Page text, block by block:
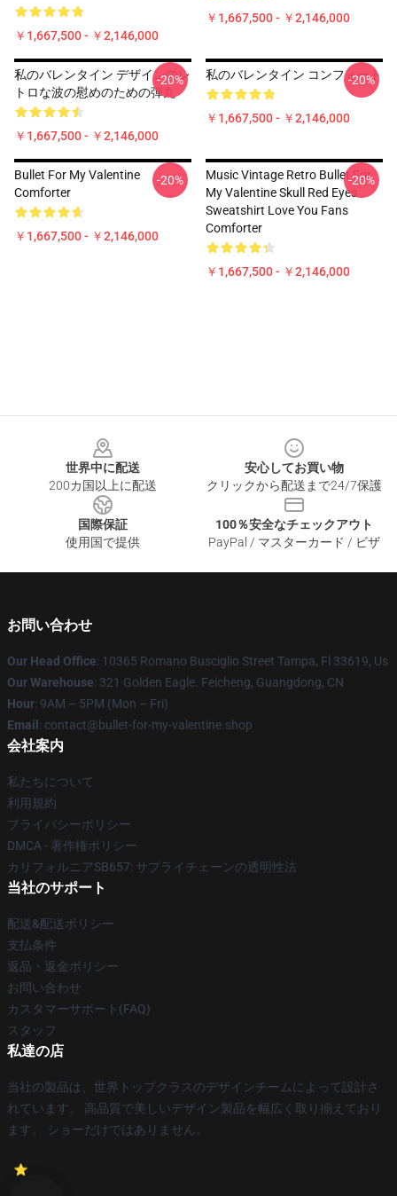
￥1,667,500 - ￥2,146,000
￥1,667,500 - ￥2,146,000
私のバレンタイン デザインのレ
トロな波の慰めのための弾丸
￥1,667,500 - ￥2,146,000
-20% 私のバレンタイン コンフォート
￥1,667,500 - ￥2,146,000
-20%
Bullet For My Valentine
Comforter
￥1,667,500 - ￥2,146,000
-20%
Music Vintage Retro Bullet For
My Valentine Skull Red Eyes
Sweatshirt Love You Fans
Comforter
￥1,667,500 - ￥2,146,000
-20%
世界中に配送
200カ国以上に配送
安心してお買い物
クリックから配送まで24/7保護
国際保証
使用国で提供
100％安全なチェックアウト
PayPal / マスターカード / ビザ
お問い合わせ
Our Head Office: 10365 Romano Busciglio Street Tampa, Fl 33619, Us
Our Warehouse: 321 Golden Eagle. Feicheng, Guangdong, CN
Hour: 9AM – 5PM (Mon – Fri)
Email : contact@bullet-for-my-valentine.shop
会社案内
私たちについて
利用規約
プライバシーポリシー
DMCA - 著作権ポリシー
カリフォルニアSB657: サプライチェーンの透明性法
当社のサポート
配送&配送ポリシー
支払条件
返品・返金ポリシー
お問い合わせ
カスタマーサポート(FAQ)
スタッフ
私達の店
当社の製品は、世界トップクラスのデザインチームによって設計さ
れています。 高品質で美しいデザイン製品を幅広く取り揃えており
ます。 ショーだけではありません。